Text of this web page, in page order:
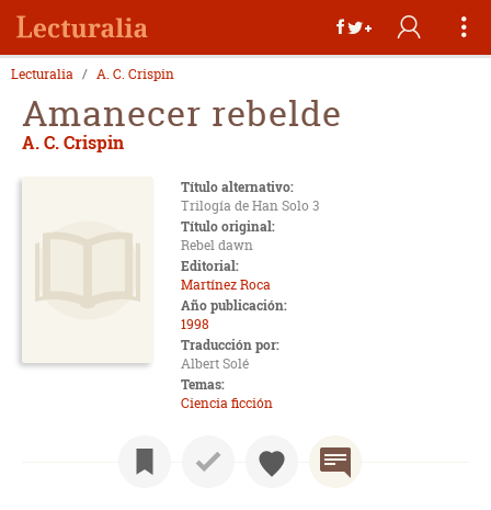
Lecturalia A. C. Crispin
Amanecer rebelde
A. C. Crispin
Título alternativo:
Trilogía de Han Solo 3
Título original:
Rebel dawn
Editorial:
Martínez Roca
Año publicación:
1998
Traducción por:
Albert Solé
Temas:
Ciencia ficción